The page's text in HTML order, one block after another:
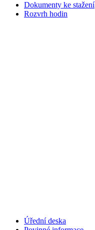
Dokumenty ke stažení
Rozvrh hodin
Úřední deska